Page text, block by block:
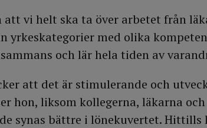
vi helt ska ta över arbetet från
yrkeskategorier med olika
och lär hela tiden av
att det är stimulerande och
hon, liksom kollegerna, läkarna
synas bättre i lönekuvertet. Hittills